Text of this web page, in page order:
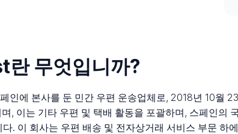
무엇입니까?
인에 본사를 둔 민간 우편 운송업체로, 2018년 10월
, 이는 기타 우편 및 택배 활동을 포괄하며, 스페인의
. 이 회사는 우편 배송 및 전자상거래 서비스 부문